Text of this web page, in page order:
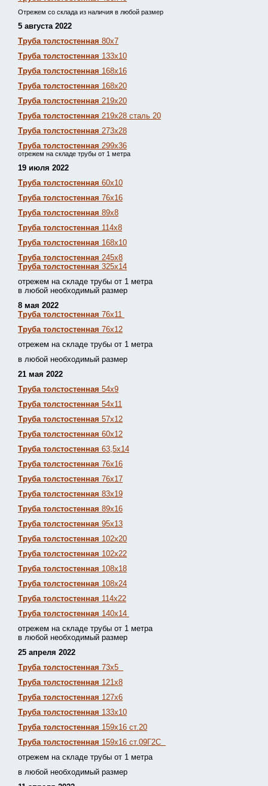
Отрежем со склада из наличия в любой размер
5 августа 2022
Труба толстостенная 80х7
Труба толстостенная 133х10
Труба толстостенная 168х16
Труба толстостенная 168х20
Труба толстостенная 219х20
Труба толстостенная 219х28 сталь 20
Труба толстостенная 273х28
Труба толстостенная 299х36
отрежем на складе трубы от 1 метра
19 июля 2022
Труба толстостенная 60х10
Труба толстостенная 76х16
Труба толстостенная 89х8
Труба толстостенная 114х8
Труба толстостенная 168х10
Труба толстостенная 245х8
Труба толстостенная 325х14
отрежем на складе трубы от 1 метра
в любой необходимый размер
8 мая 2022
Труба толстостенная 76х11
Труба толстостенная 76х12
отрежем на складе трубы от 1 метра
в любой необходимый размер
21 мая 2022
Труба толстостенная 54х9
Труба толстостенная 54х11
Труба толстостенная 57х12
Труба толстостенная 60х12
Труба толстостенная 63,5х14
Труба толстостенная 76х16
Труба толстостенная 76х17
Труба толстостенная 83х19
Труба толстостенная 89х16
Труба толстостенная 95х13
Труба толстостенная 102х20
Труба толстостенная 102х22
Труба толстостенная 108х18
Труба толстостенная 108х24
Труба толстостенная 114х22
Труба толстостенная 140х14
отрежем на складе трубы от 1 метра
в любой необходимый размер
25 апреля 2022
Труба толстостенная 73х5
Труба толстостенная 121х8
Труба толстостенная 127х6
Труба толстостенная 133х10
Труба толстостенная 159х16 ст.20
Труба толстостенная 159х16 ст.09Г2С
отрежем на складе трубы от 1 метра
в любой необходимый размер